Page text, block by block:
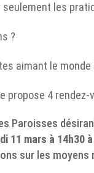
les
?
aimant le monde
propose 4
Paroisses
11 mars à 14h30
sur les